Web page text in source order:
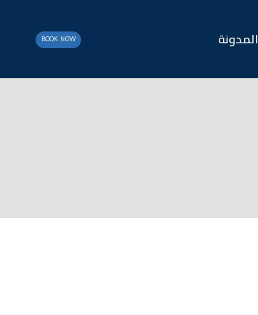
المدونة BOOK NOW